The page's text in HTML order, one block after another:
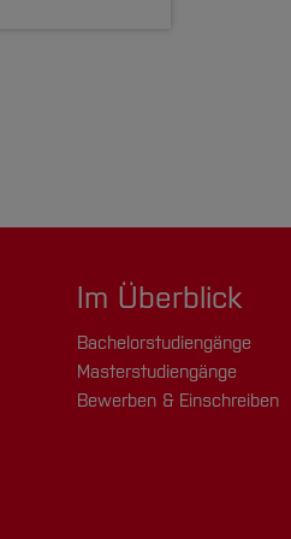
Im Überblick
Bachelorstudiengänge
Masterstudiengänge
Bewerben & Einschreiben